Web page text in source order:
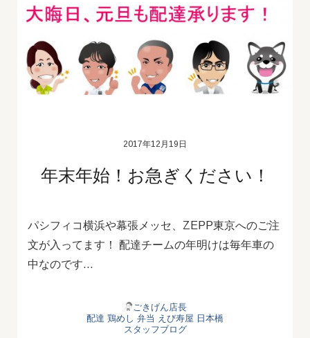
2017年12月19日
年末年始！お急ぎください！
パシフィコ横浜や幕張メッセ、ZEPP東京へのご注
文が入ってます！ 配達チームの年明けは毎年車の
中なのです…
ごきげん店長
配達 鶏めし 弁当 えび寿屋 日本橋
スタッフブログ